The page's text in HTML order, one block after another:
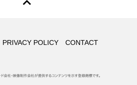
PRIVACY POLICY CONTACT